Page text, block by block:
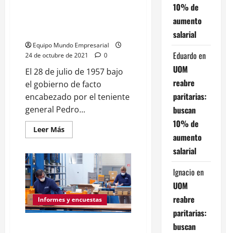
más
con
el
Equipo Mundo Empresarial
24 de octubre de 2021
0
El 28 de julio de 1957 bajo
el gobierno de facto
encabezado por el teniente
general Pedro...
Leer MásLeer
más
Cuando
se
disolvió
la
constituyente
que
incluyó
el
trascendental
Informes y encuestas
10% de
aumento
salarial
Eduardo en
UOM
reabre
paritarias:
buscan
10% de
aumento
salarial
Ignacio en
UOM
reabre
paritarias:
buscan